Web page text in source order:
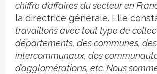
chiffre d’affaires du secteur en
la directrice générale. Elle
travaillons avec tout type de
départements, des communes,
intercommunaux, des
d’agglomérations, etc. Nous